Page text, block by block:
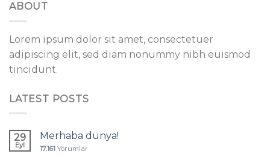
ABOUT
Lorem ipsum dolor sit amet, consectetuer
adipiscing elit, sed diam nonummy nibh euismod
tincidunt.
LATEST POSTS
29
Eyl
Merhaba dünya!
17.161 Yorumlar